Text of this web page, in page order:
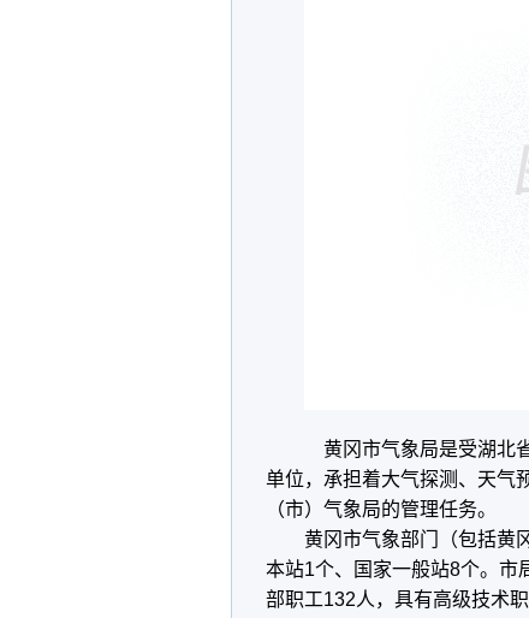
黄冈市气象局是受湖北
单位，承担着大气探测、天气
（市）气象局的管理任务。
黄冈市气象部门（包括黄冈
本站1个、国家一般站8个。市
部职工132人，具有高级技术